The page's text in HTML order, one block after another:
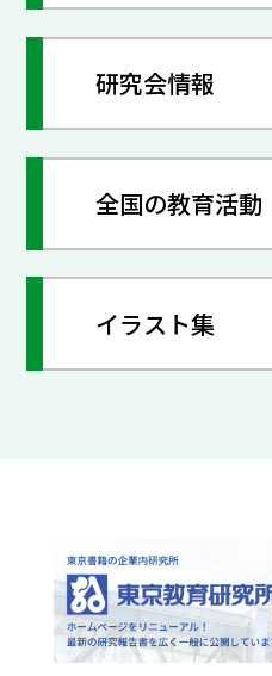
研究会情報
全国の教育活動
イラスト集